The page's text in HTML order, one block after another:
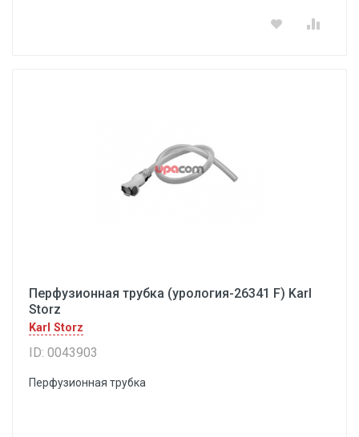
Перфузионная трубка (урология-26341 F) Karl
Storz
Karl Storz
ID: 0043903
Перфузионная трубка